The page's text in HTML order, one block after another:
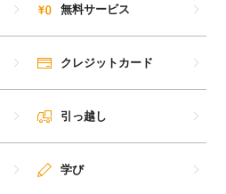
無料サービス
クレジットカード
引っ越し
学び